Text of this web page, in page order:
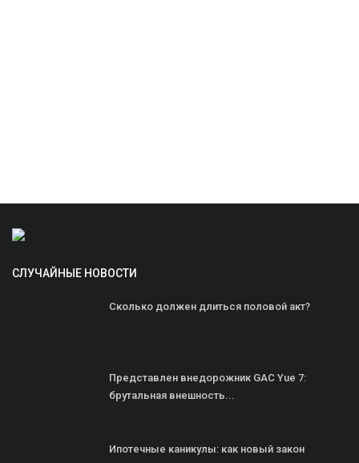
СЛУЧАЙНЫЕ НОВОСТИ
Сколько должен длиться половой акт?
Представлен внедорожник GAC Yue 7:
брутальная внешность...
Ипотечные каникулы: как новый закон